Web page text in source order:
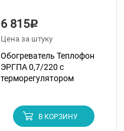
6 815Р
Цена за штуку
Обогреватель Теплофон
ЭРГПА 0,7/220 с
терморегулятором
В КОРЗИНУ